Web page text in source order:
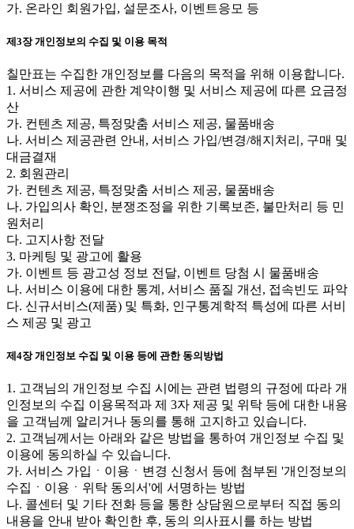
가. 온라인 회원가입, 설문조사, 이벤트응모 등
제3장 개인정보의 수집 및 이용 목적
칠만표는 수집한 개인정보를 다음의 목적을 위해 이용합니다.
1. 서비스 제공에 관한 계약이행 및 서비스 제공에 따른 요금정
산
가. 컨텐츠 제공, 특정맞춤 서비스 제공, 물품배송
나. 서비스 제공관련 안내, 서비스 가입/변경/해지처리, 구매 및
대금결재
2. 회원관리
가. 컨텐츠 제공, 특정맞춤 서비스 제공, 물품배송
나. 가입의사 확인, 분쟁조정을 위한 기록보존, 불만처리 등 민
원처리
다. 고지사항 전달
3. 마케팅 및 광고에 활용
가. 이벤트 등 광고성 정보 전달, 이벤트 당첨 시 물품배송
나. 서비스 이용에 대한 통계, 서비스 품질 개선, 접속빈도 파악
다. 신규서비스(제품) 및 특화, 인구통계학적 특성에 따른 서비
스 제공 및 광고
제4장 개인정보 수집 및 이용 등에 관한 동의방법
1. 고객님의 개인정보 수집 시에는 관련 법령의 규정에 따라 개
인정보의 수집 이용목적과 제 3자 제공 및 위탁 등에 대한 내용
을 고객님께 알리거나 동의를 통해 고지하고 있습니다.
2. 고객님께서는 아래와 같은 방법을 통하여 개인정보 수집 및
이용에 동의하실 수 있습니다.
가. 서비스 가입ㆍ이용ㆍ변경 신청서 등에 첨부된 '개인정보의
수집ㆍ이용ㆍ위탁 동의서'에 서명하는 방법
나. 콜센터 및 기타 전화 등을 통한 상담원으로부터 직접 동의
내용을 안내 받아 확인한 후, 동의 의사표시를 하는 방법